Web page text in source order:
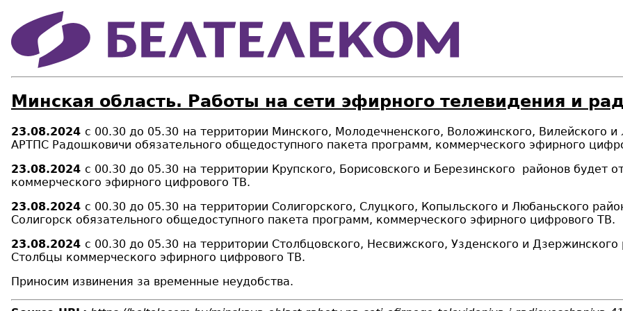
Минская область. Работы на сети эфирного телевидения и
23.08.2024 с 00.30 до 05.30 на территории Минского, Молодечненского, Воложинского, Вилейского и
АРТПС Радошковичи обязательного общедоступного пакета программ, коммерческого эфирного
23.08.2024 с 00.30 до 05.30 на территории Крупского, Борисовского и Березинского районов будет
коммерческого эфирного цифрового ТВ.
23.08.2024 с 00.30 до 05.30 на территории Солигорского, Слуцкого, Копыльского и Любаньского
Солигорск обязательного общедоступного пакета программ, коммерческого эфирного цифрового ТВ.
23.08.2024 с 00.30 до 05.30 на территории Столбцовского, Несвижского, Узденского и
Столбцы коммерческого эфирного цифрового ТВ.
Приносим извинения за временные неудобства.